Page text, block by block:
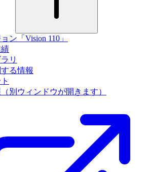
ン「Vision 110」
リ
る情報
（別ウィンドウが開きます）